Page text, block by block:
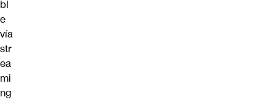
bl
e
vía
str
ea
mi
ng